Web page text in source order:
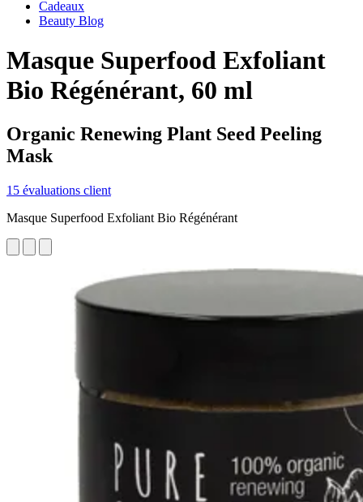
Cadeaux
Beauty Blog
Masque Superfood Exfoliant
Bio Régénérant, 60 ml
Organic Renewing Plant Seed Peeling
Mask
15 évaluations client
Masque Superfood Exfoliant Bio Régénérant